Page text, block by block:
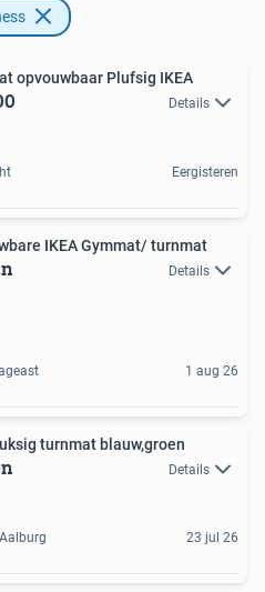
opvouwbaar Plufsig IKEA
Details
Eergisteren
IKEA Gymmat/ turnmat
Details
1 aug 26
turnmat blauw,groen
Details
23 jul 26